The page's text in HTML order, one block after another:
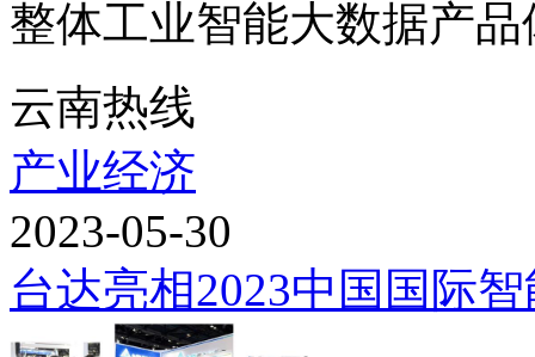
整体工业智能大数据产品
云南热线
产业经济
2023-05-30
台达亮相2023中国国际